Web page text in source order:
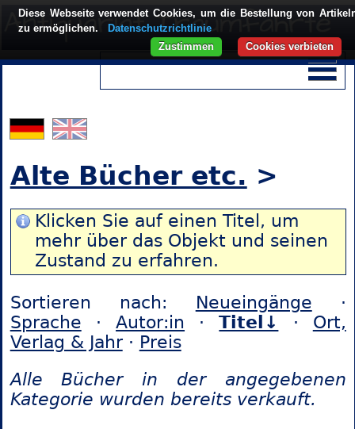
Alte Bücher etc. >
Klicken Sie auf einen Titel, um
mehr über das Objekt und seinen
Zustand zu erfahren.
Sortieren nach: Neueingänge ·
Sprache ·Autor:in ·Titel↓ · Ort,
Verlag & Jahr· Preis
Alle Bücher in der angegebenen
Kategorie wurden bereits verkauft.
Diese Webseite verwendet Cookies, um die Bestellung von
zu ermöglichen.
Datenschutzrichtlinie
Cookies verbieten
Zustimmen